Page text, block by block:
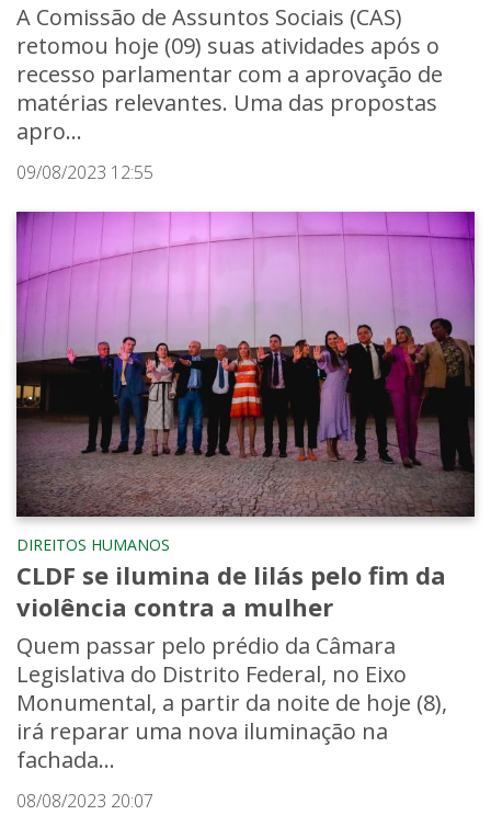
A Comissão de Assuntos Sociais (CAS)
retomou hoje (09) suas atividades após o
recesso parlamentar com a aprovação de
matérias relevantes. Uma das propostas
apro...
09/08/2023 12:55
DIREITOS HUMANOS
CLDF se ilumina de lilás pelo fim da
violência contra a mulher
Quem passar pelo prédio da Câmara
Legislativa do Distrito Federal, no Eixo
Monumental, a partir da noite de hoje (8),
irá reparar uma nova iluminação na
fachada...
08/08/2023 20:07